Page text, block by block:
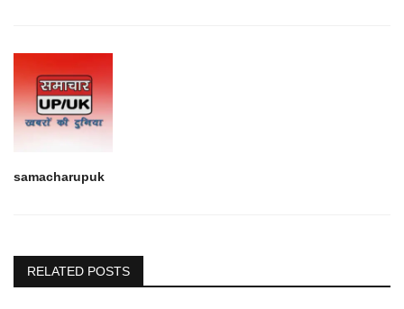
samacharupuk
RELATED POSTS